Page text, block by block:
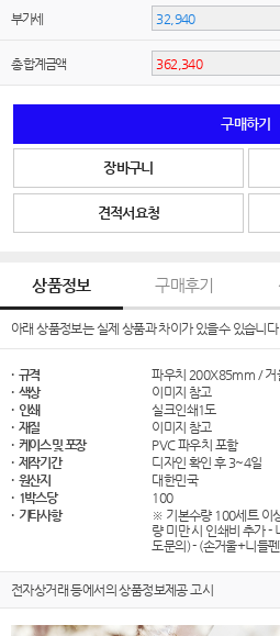
부가세
총 합계금액
구매하기
장바구니
견적서요청
상품정보 구매후기
아래 상품정보는 실제 상품과 차이가 있을수 있습니다
· 규격
파우치 200X85mm /
· 색상
이미지 참고
· 인쇄
실크인쇄1도
· 재질
이미지 참고
· 케이스 및 포장
PVC 파우치 포함
· 제작기간
디자인 확인 후 3~4일
· 원산지
대한민국
· 1박스당
100
· 기타사항
※ 기본수량 100세트 이
량 미만 시 인쇄비 추가 -
도문의) - (손거울+니들
전자상거래 등에서의 상품정보제공 고시